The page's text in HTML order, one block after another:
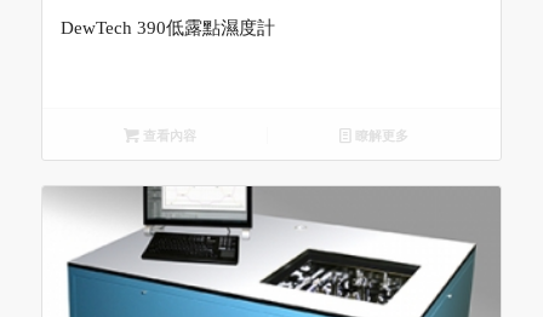
DewTech 390低露點濕度計
查看內容 瞭解更多